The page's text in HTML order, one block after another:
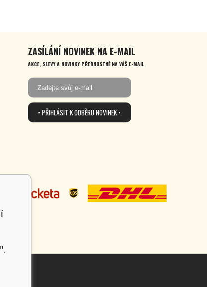
ZASÍLÁNÍ NOVINEK NA E-MAIL
AKCE, SLEVY A NOVINKY PŘEDNOSTNĚ NA VÁŠ E-MAIL
• PŘIHLÁSIT K ODBĚRU NOVINEK •